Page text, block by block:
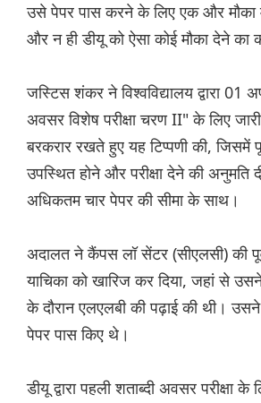
उसे पेपर पास करने के लिए एक और मौका
और न ही डीयू को ऐसा कोई मौका देने का
जस्टिस शंकर ने विश्वविद्यालय द्वारा 01
अवसर विशेष परीक्षा चरण II" के लिए
बरकरार रखते हुए यह टिप्पणी की, जिसमें
उपस्थित होने और परीक्षा देने की अनुमति
अधिकतम चार पेपर की सीमा के साथ।
अदालत ने कैंपस लॉ सेंटर (सीएलसी) की
याचिका को खारिज कर दिया, जहां से
के दौरान एलएलबी की पढ़ाई की थी।
पेपर पास किए थे।
डीयू द्वारा पहली शताब्दी अवसर परीक्षा